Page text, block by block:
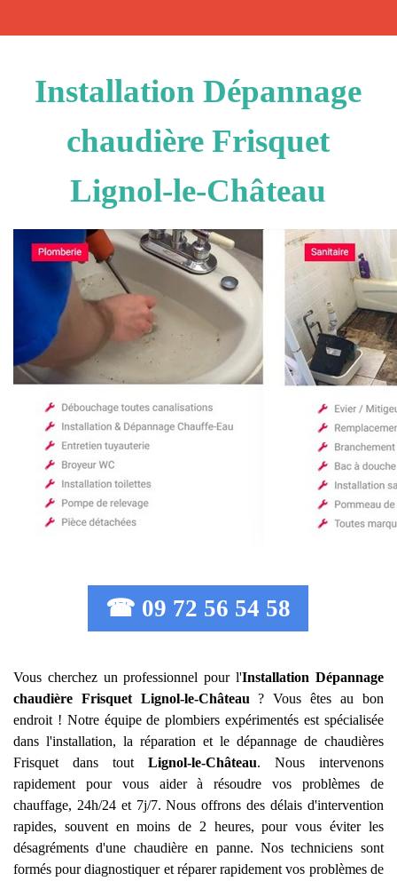
Installation Dépannage
chaudière Frisquet
Lignol-le-Château
☎ 09 72 56 54 58
Vous cherchez un professionnel pour l'Installation Dépannage
chaudière Frisquet Lignol-le-Château ? Vous êtes au bon
endroit ! Notre équipe de plombiers expérimentés est spécialisée
dans l'installation, la réparation et le dépannage de chaudières
Frisquet dans tout Lignol-le-Château. Nous intervenons
rapidement pour vous aider à résoudre vos problèmes de
chauffage, 24h/24 et 7j/7. Nous offrons des délais d'intervention
rapides, souvent en moins de 2 heures, pour vous éviter les
désagréments d'une chaudière en panne. Nos techniciens sont
formés pour diagnostiquer et réparer rapidement vos problèmes de